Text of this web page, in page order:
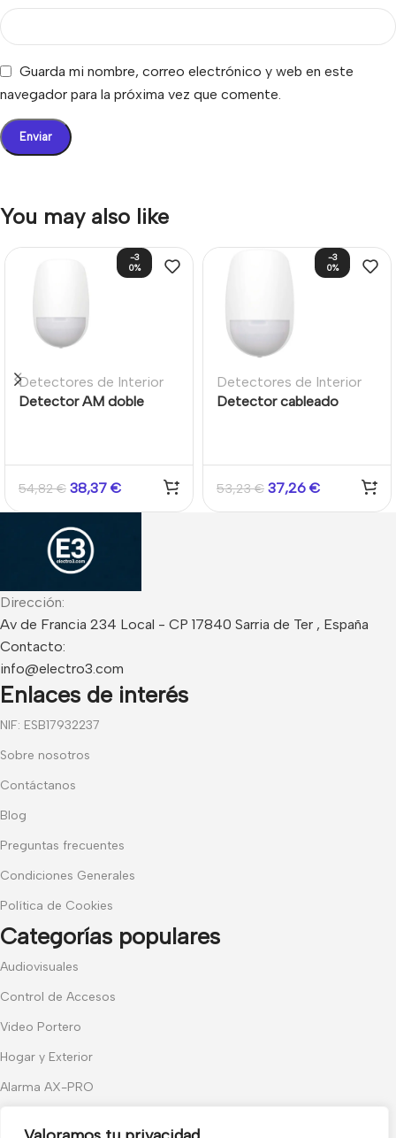
Guarda mi nombre, correo electrónico y web en este
navegador para la próxima vez que comente.
You may also like
-3
0%
Detectores de Interior
Detector AM doble
Compensación digital
temperatura IFT
54,82€ 38,37 €
-3
0%
Detectores de Interior
Detector cableado
mascotas 10kg
Resistencias EOL
53,23€ 37,26 €
Dirección:
Av de Francia 234 Local - CP 17840 Sarria de Ter , España
Contacto:
info@electro3.com
Enlaces de interés
NIF: ESB17932237
Sobre nosotros
Contáctanos
Blog
Preguntas frecuentes
Condiciones Generales
Política de Cookies
Categorías populares
Audiovisuales
Control de Accesos
Video Portero
Hogar y Exterior
Alarma AX-PRO